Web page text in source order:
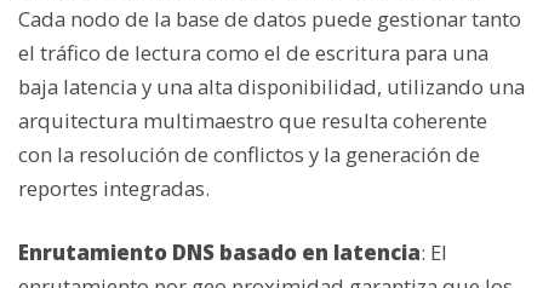
Cada nodo de la base de datos puede gestionar tanto
el tráfico de lectura como el de escritura para una
baja latencia y una alta disponibilidad, utilizando una
arquitectura multimaestro que resulta coherente
con la resolución de conflictos y la generación de
reportes integradas.
Enrutamiento DNS basado en latencia: El